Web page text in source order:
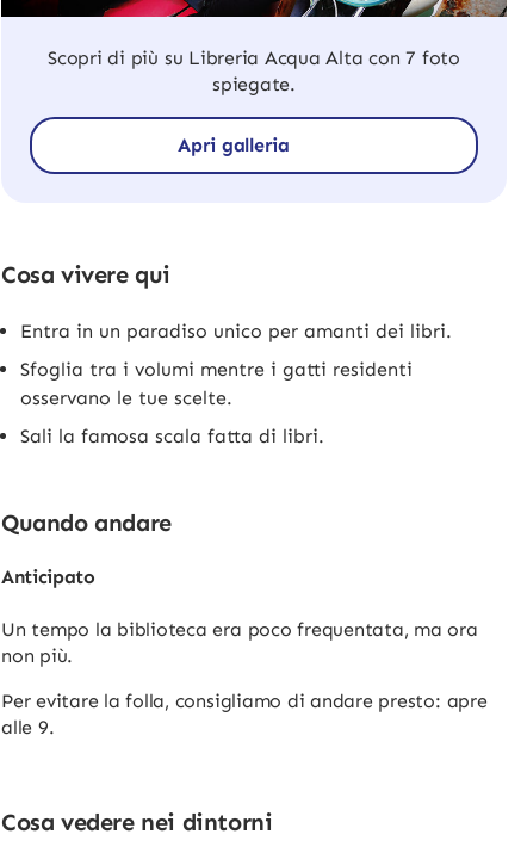
Scopri di più su Libreria Acqua Alta con 7 foto
spiegate.
Apri galleria
Cosa vivere qui
Entra in un paradiso unico per amanti dei libri.
Sfoglia tra i volumi mentre i gatti residenti
osservano le tue scelte.
Sali la famosa scala fatta di libri.
Quando andare
Anticipato
Un tempo la biblioteca era poco frequentata, ma ora
non più.
Per evitare la folla, consigliamo di andare presto: apre
alle 9.
Cosa vedere nei dintorni